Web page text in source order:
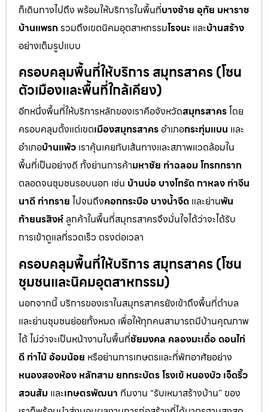
ก็เดินทางไปถึง พร้อมให้บริการในพื้นที่บางซ้าย อุทัย มหาราช
บ้านแพรกรวมถึงเขตนิคมอุตสาหกรรมโรจนะ และบ้านสร้าง
อย่างเต็มรูปแบบ
ครอบคลุมพื้นที่ให้บริการ สมุทรสาคร (โซน
ตัวเมืองและพื้นที่ใกล้เคียง)
อีกหนึ่งพื้นที่ให้บริการหลักของเราคือจังหวัดสมุทรสาครโดย
ครอบคลุมตั้งแต่เขตเมืองสมุทรสาครอำเภอกระทุ่มแบน และ
อำเภอบ้านแพ้ว เราคุ้นเคยกับเส้นทางและสภาพแวดล้อมใน
พื้นที่เป็นอย่างดี ทั้งย่านการค้ามหาชัย ท่าฉลอม โกรกกราก
ตลอดจนชุมชนรอบนอก เช่น บ้านบ่อ บางโทรัด กาหลง ท่าจีน
นาดี ท่าทราย ไปจนถึงคอกกระบือ บางน้ำจืด และย่านพัน
ท้ายนรสิงห์ ลูกค้าในพื้นที่สมุทรสาครจึงมั่นใจได้ว่าจะได้รับ
การเข้าดูแลที่รวดเร็ว ตรงต่อเวลา
ครอบคลุมพื้นที่ให้บริการ สมุทรสาคร (โซน
ชุมชนและนิคมอุตสาหกรรม)
นอกจากนี้ บริการของเราในสมุทรสาครยังเข้าถึงพื้นที่ตำบล
และย่านชุมชนย่อยทั้งหมด เพื่อให้ทุกคนสามารถมีบ้านคุณภาพ
ได้ ไม่ว่าจะเป็นหน้างานในพื้นที่ชัยมงคล คลองมะเดื่อ ดอนไก่
ดี ท่าไม้ อ้อมน้อย หรือย่านการเกษตรและที่พักอาศัยอย่าง
หนองสองห้อง หลักสาม ยกกระบัตร โรงเข้ หนองบัว เจ็ดริ้ว
สวนส้ม และเกษตรพัฒนา ทีมงาน “รับเหมาสร้างบ้าน” ของ